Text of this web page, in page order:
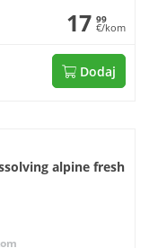
17 99
€/kom
Dodaj
alpine fresh